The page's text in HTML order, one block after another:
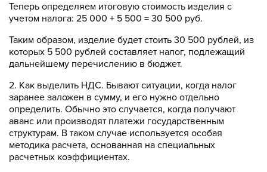
Теперь определяем итоговую стоимость изделия с
учетом налога: 25 000 + 5 500 = 30 500 руб.
Таким образом, изделие будет стоить 30 500 рублей, из
которых 5 500 рублей составляет налог, подлежащий
дальнейшему перечислению в бюджет.
2. Как выделить НДС. Бывают ситуации, когда налог
заранее заложен в сумму, и его нужно отдельно
определить. Обычно это случается, когда получают
аванс или производят платежи государственным
структурам. В таком случае используется особая
методика расчета, основанная на специальных
расчетных коэффициентах.